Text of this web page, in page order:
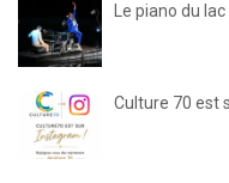
Le piano du
Culture 70 est